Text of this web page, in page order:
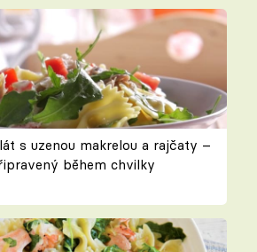
s uzenou makrelou a rajčaty –
během chvilky